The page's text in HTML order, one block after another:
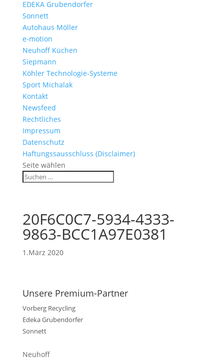
EDEKA Grubendorfer
Sonnett
Autohaus Möller
e-motion
Neuhoff Küchen
Siepmann
Köhler Technologie-Systeme
Sport Michalak
Kontakt
Newsfeed
Rechtliches
Impressum
Datenschutz
Haftungssausschluss (Disclaimer)
Seite wählen
20F6C0C7-5934-4333-
9863-BCC1A97E0381
1.März 2020
Unsere Premium-Partner
Vorberg Recycling
Edeka Grubendorfer
Sonnett
Neuhoff